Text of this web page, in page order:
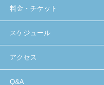
料金・チケット
スケジュール
アクセス
Q&A